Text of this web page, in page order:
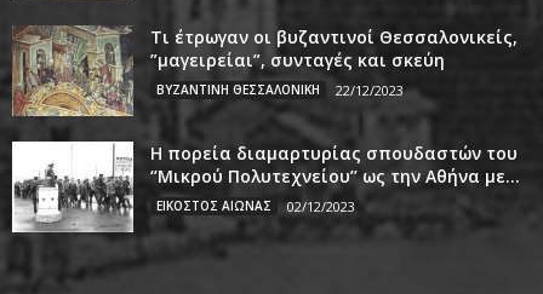
Τι έτρωγαν οι βυζαντινοί Θεσσαλονικείς,
”μαγειρείαι”, συνταγές και σκεύη
ΒΥΖΑΝΤΙΝΗ ΘΕΣΣΑΛΟΝΙΚΗ 22/12/2023
Η πορεία διαμαρτυρίας σπουδαστών του
‘’Μικρού Πολυτεχνείου’’ ως την Αθήνα με...
ΕΙΚΟΣΤΟΣ ΑΙΩΝΑΣ 02/12/2023